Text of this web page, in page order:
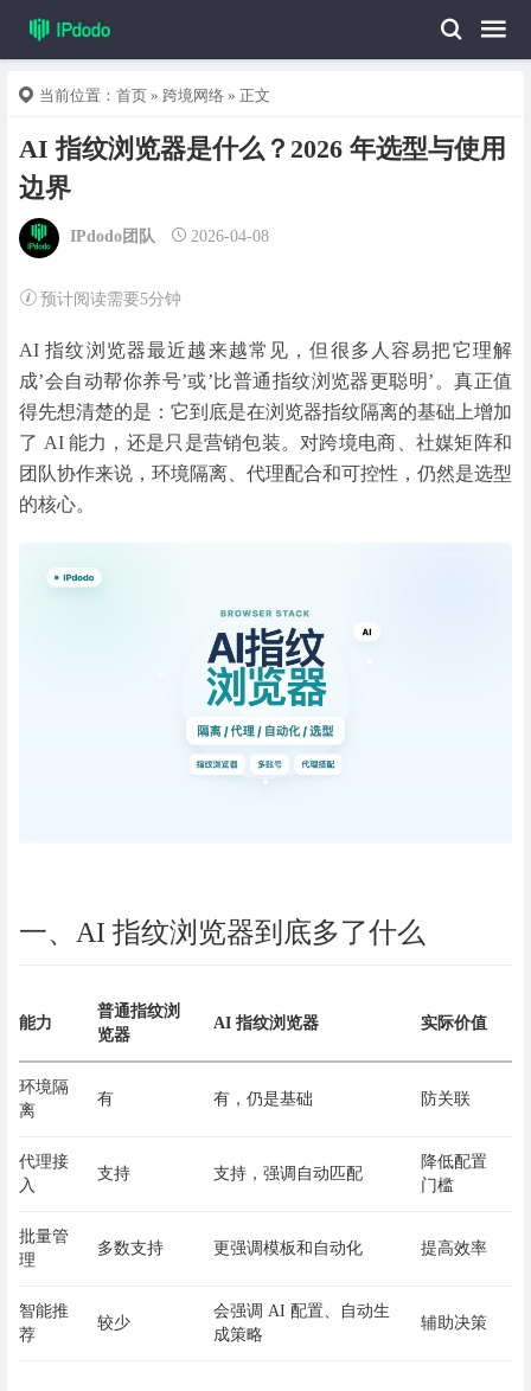
当前位置： 首页 » 跨境网络 » 正文
AI 指纹浏览器是什么？2026 年选型与使用
边界
IPdodo团队 2026-04-08
预计阅读需要5分钟
AI 指纹浏览器最近越来越常见，但很多人容易把它理解
成’会自动帮你养号’或’比普通指纹浏览器更聪明’。真正值
得先想清楚的是：它到底是在浏览器指纹隔离的基础上增加
了 AI 能力，还是只是营销包装。对跨境电商、社媒矩阵和
团队协作来说，环境隔离、代理配合和可控性，仍然是选型
的核心。
一、AI 指纹浏览器到底多了什么
能力
普通指纹浏
览器
AI 指纹浏览器 实际价值
环境隔
离
有 有，仍是基础 防关联
代理接
入
支持 支持，强调自动匹配
降低配置
门槛
批量管
理
多数支持 更强调模板和自动化 提高效率
智能推
荐
较少
会强调 AI 配置、自动生
成策略
辅助决策